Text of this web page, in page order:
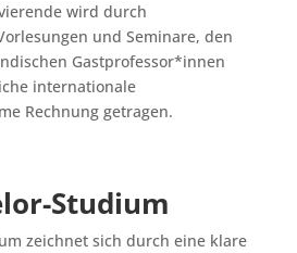
wird durch
und Seminare, den
Gastprofessor*innen
internationale
Rechnung getragen.
Studium
zeichnet sich durch eine klare